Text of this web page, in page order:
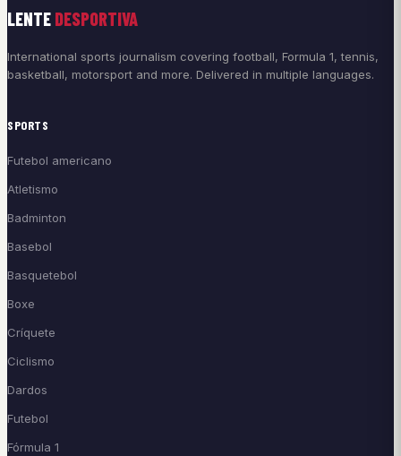
LENTE DESPORTIVA
International sports journalism covering football, Formula 1, tennis,
basketball, motorsport and more. Delivered in multiple languages.
SPORTS
Futebol americano
Atletismo
Badminton
Basebol
Basquetebol
Boxe
Críquete
Ciclismo
Dardos
Futebol
Fórmula 1